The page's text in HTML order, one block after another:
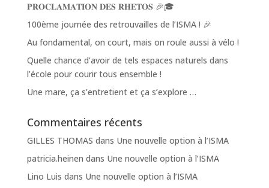
𝐏𝐑𝐎𝐂𝐋𝐀𝐌𝐀𝐓𝐈𝐎𝐍 𝐃𝐄𝐒 𝐑𝐇𝐄𝐓𝐎𝐒 🎉🎓
100ème journée des retrouvailles de l’ISMA ! 🎉
Au fondamental, on court, mais on roule aussi à vélo !
Quelle chance d’avoir de tels espaces naturels dans
l’école pour courir tous ensemble !
Une mare, ça s’entretient et ça s’explore …
Commentaires récents
GILLES THOMAS dans Une nouvelle option à l’ISMA
patricia.heinen dans Une nouvelle option à l’ISMA
Lino Luis dans Une nouvelle option à l’ISMA